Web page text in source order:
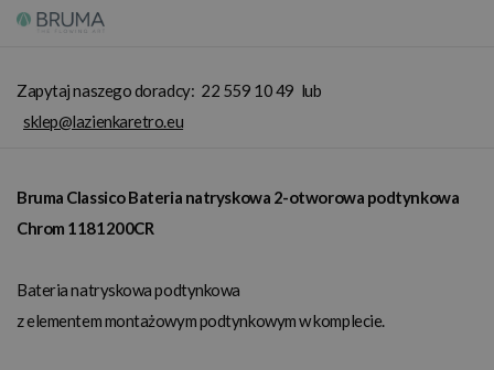
Zapytaj naszego doradcy: 22 559 10 49 lub
sklep@lazienkaretro.eu
Bruma Classico Bateria natryskowa 2-otworowa podtynkowa
Chrom 1181200CR
Bateria natryskowa podtynkowa
z elementem montażowym podtynkowym w komplecie.